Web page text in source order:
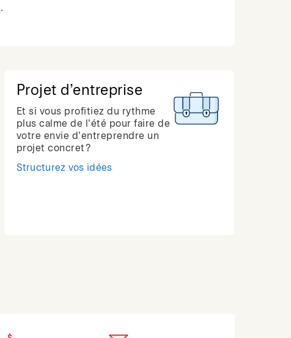
.
Projet d’entreprise
Et si vous profitiez du rythme
plus calme de l'été pour faire de
votre envie d'entreprendre un
projet concret?
Structurez vos idées